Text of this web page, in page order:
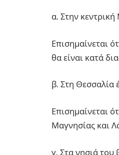
α. Στην
Επισημαίνεται
θα είναι κατά
β. Στη Θεσσαλία
Επισημαίνεται
Μαγνησίας και
γ. Στα νησιά του